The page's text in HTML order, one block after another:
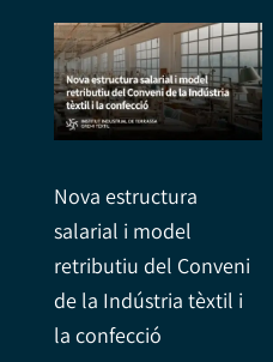
Nova estructura
salarial i model
retributiu del Conveni
de la Indústria tèxtil i
la confecció